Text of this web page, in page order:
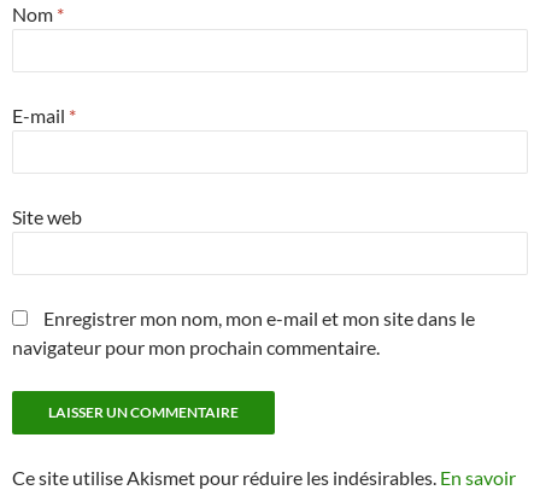
Nom *
E-mail *
Site web
Enregistrer mon nom, mon e-mail et mon site dans le
navigateur pour mon prochain commentaire.
Ce site utilise Akismet pour réduire les indésirables. En savoir